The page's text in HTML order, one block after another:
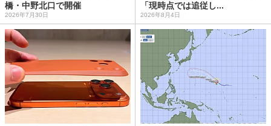
橋・中野北口で開催
2026年7月30日
「現時点では追従し...
2026年8月4日